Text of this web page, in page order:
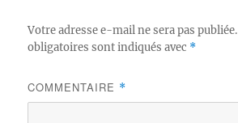
Votre adresse e-mail ne sera pas publiée.
obligatoires sont indiqués avec *
COMMENTAIRE *